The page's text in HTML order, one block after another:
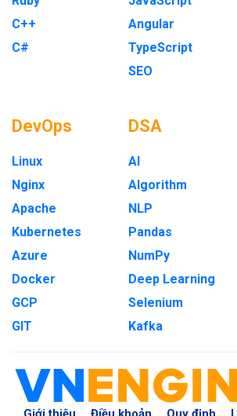
C++
C#
Angular
TypeScript
SEO
DevOps
Linux
Nginx
Apache
Kubernetes
Azure
Docker
GCP
GIT
DSA
AI
Algorithm
NLP
Pandas
NumPy
Deep Learning
Selenium
Kafka